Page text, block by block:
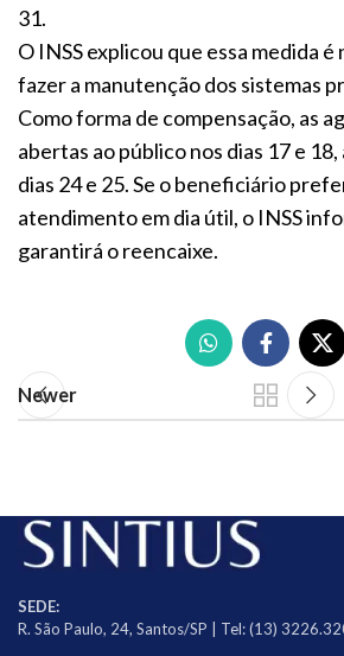
31.
O INSS explicou que essa medida é
fazer a manutenção dos sistemas
Como forma de compensação, as
abertas ao público nos dias 17 e 18,
dias 24 e 25. Se o beneficiário
atendimento em dia útil, o INSS
garantirá o reencaixe.
Newer
SEDE:
R. São Paulo, 24, Santos/SP | Tel: (13)